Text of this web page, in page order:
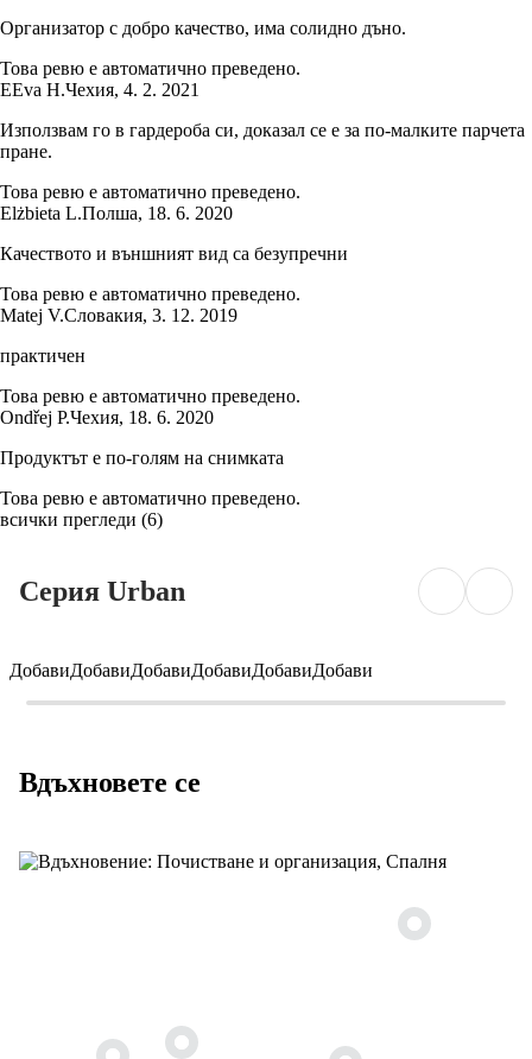
Организатор с добро качество, има солидно дъно.
Това ревю е автоматично преведено.
EEva H.Чехия, 4. 2. 2021
Използвам го в гардероба си, доказал се е за по-малките парчета
пране.
Това ревю е автоматично преведено.
Elżbieta L.Полша, 18. 6. 2020
Качеството и външният вид са безупречни
Това ревю е автоматично преведено.
Matej V.Словакия, 3. 12. 2019
практичен
Това ревю е автоматично преведено.
Ondřej P.Чехия, 18. 6. 2020
Продуктът е по-голям на снимката
Това ревю е автоматично преведено.
всички прегледи (6)
Серия Urban
ДобавиДобавиДобавиДобавиДобавиДобави
Вдъхновете се